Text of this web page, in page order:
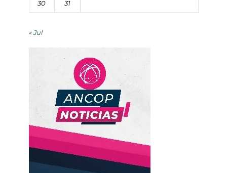
30 31
« Jul